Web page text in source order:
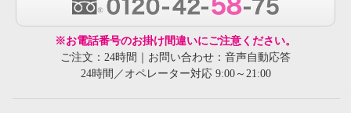
※お電話番号のお掛け間違いにご注意ください。
ご注文：24時間｜お問い合わせ：音声自動応答
24時間／オペレーター対応 9:00～21:00